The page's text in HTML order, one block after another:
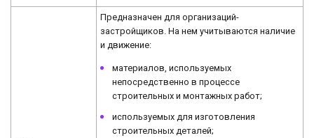
Предназначен для организаций-
застройщиков. На нем учитываются наличие
и движение:
материалов, используемых
непосредственно в процессе
строительных и монтажных работ;
используемых для изготовления
строительных деталей;